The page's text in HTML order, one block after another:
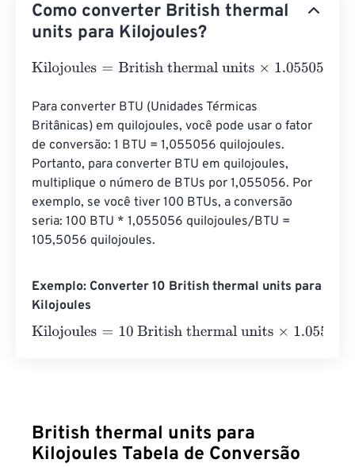
Como converter British thermal
units para Kilojoules?
Kilojoules=British thermal units× 1.0550558526
Para converter BTU (Unidades Térmicas
Britânicas) em quilojoules, você pode usar o fator
de conversão: 1 BTU = 1,055056 quilojoules.
Portanto, para converter BTU em quilojoules,
multiplique o número de BTUs por 1,055056. Por
exemplo, se você tiver 100 BTUs, a conversão
seria: 100 BTU * 1,055056 quilojoules/BTU =
105,5056 quilojoules.
Exemplo: Converter 10 British thermal units para
Kilojoules
Kilojoules=10 British thermal units× 1.0550558526
British thermal units para
Kilojoules Tabela de Conversão